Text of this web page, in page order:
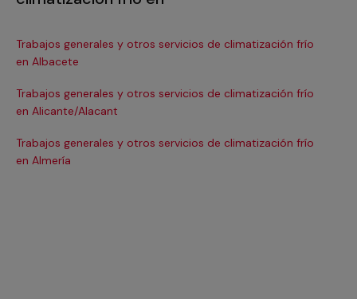
Trabajos generales y otros servicios de climatización frío
en Albacete
Trabajos generales y otros servicios de climatización frío
en Alicante/Alacant
Trabajos generales y otros servicios de climatización frío
en Almería